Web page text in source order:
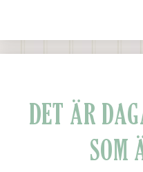
DET ÄR
SOM